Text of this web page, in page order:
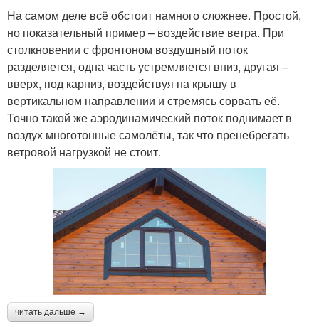
На самом деле всё обстоит намного сложнее. Простой,
но показательный пример – воздействие ветра. При
столкновении с фронтоном воздушный поток
разделяется, одна часть устремляется вниз, другая –
вверх, под карниз, воздействуя на крышу в
вертикальном направлении и стремясь сорвать её.
Точно такой же аэродинамический поток поднимает в
воздух многотонные самолёты, так что пренебрегать
ветровой нагрузкой не стоит.
читать дальше →